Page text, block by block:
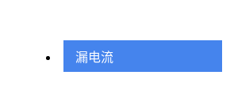
漏电流